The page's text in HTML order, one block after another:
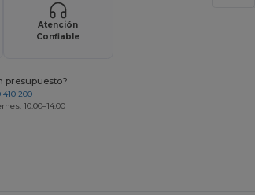
Atención
Confiable
presupuesto?
410 200
10:00–14:00